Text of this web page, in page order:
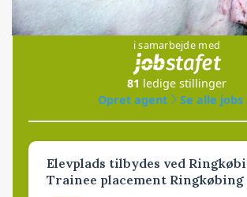
Jobs
i samarbejde med
81 ledige stillinger
Opret agent
Se alle jobs
Elevplads tilbydes ved
Trainee placement Ringkøbing